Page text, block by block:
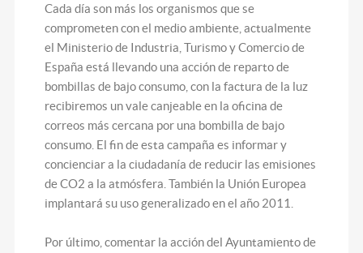
Cada día son más los organismos que se
comprometen con el medio ambiente, actualmente
el Ministerio de Industria, Turismo y Comercio de
España está llevando una acción de reparto de
bombillas de bajo consumo, con la factura de la luz
recibiremos un vale canjeable en la oficina de
correos más cercana por una bombilla de bajo
consumo. El fin de esta campaña es informar y
concienciar a la ciudadanía de reducir las emisiones
de CO2 a la atmósfera. También la Unión Europea
implantará su uso generalizado en el año 2011.
Por último, comentar la acción del Ayuntamiento de